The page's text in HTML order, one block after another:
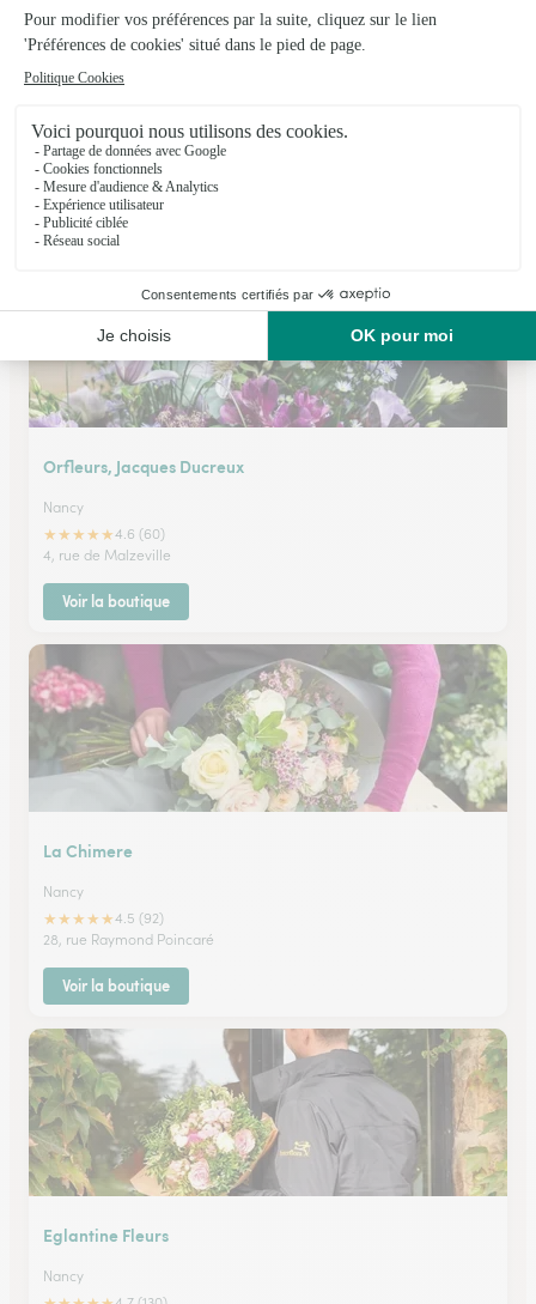
Center Fleurs
Nancy
★★★★★4.9 (184)
Place Henry Mengin
Voir la boutique
Orfleurs, Jacques Ducreux
Nancy
★★★★★4.6 (60)
4, rue de Malzeville
Voir la boutique
La Chimere
Nancy
★★★★★4.5 (92)
28, rue Raymond Poincaré
Voir la boutique
Eglantine Fleurs
Nancy